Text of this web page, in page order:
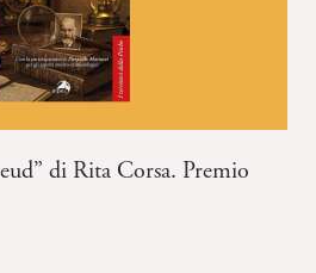
di Rita Corsa. Premio